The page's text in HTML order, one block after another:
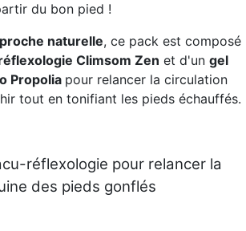
du bon pied !
naturelle, ce pack est composé
Climsom Zen et d'un gel
Propolia pour relancer la circulation
tout en tonifiant les pieds échauffés.
réflexologie pour relancer la
des pieds gonflés